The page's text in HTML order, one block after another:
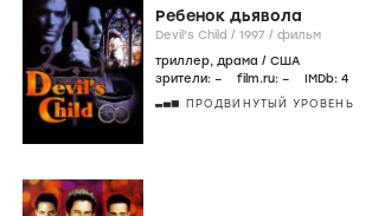
Ребенок дьявола
Devil's Child / 1997 / фильм
триллер, драма / США
зрители: – film.ru: – IMDb: 4
ПРОДВИНУТЫЙ УРОВЕНЬ